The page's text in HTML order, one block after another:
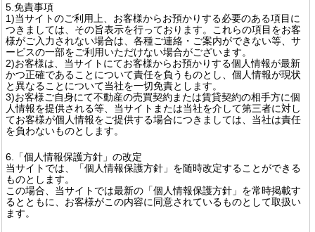
5.免責事項
1)当サイトのご利用上、お客様からお預かりする必要のある項目に
つきましては、その旨表示を行っております。これらの項目をお客
様がご入力されない場合は、各種ご連絡・ご案内ができない等、サ
ービスの一部をご利用いただけない場合がございます。
2)お客様は、当サイトにてお客様からお預かりする個人情報が最新
かつ正確であることについて責任を負うものとし、個人情報が現状
と異なることについて当社を一切免責とします。
3)お客様ご自身にて不動産の売買契約または賃貸契約の相手方に個
人情報を提供される等、当サイトまたは当社を介して第三者に対し
てお客様が個人情報をご提供する場合につきましては、当社は責任
を負わないものとします。
6.「個人情報保護方針」の改定
当サイトでは、「個人情報保護方針」を随時改定することができる
ものとします。
この場合、当サイトでは最新の「個人情報保護方針」を常時掲載す
るとともに、お客様がこの内容に同意されているものとして取扱い
ます。